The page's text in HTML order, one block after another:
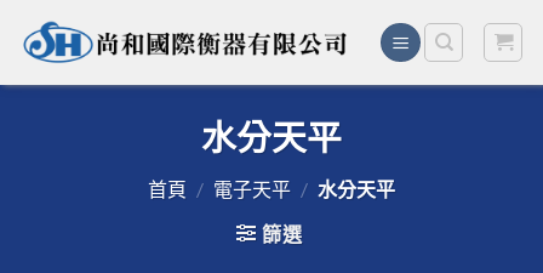
水分天平
首頁 / 電子天平 / 水分天平
篩選